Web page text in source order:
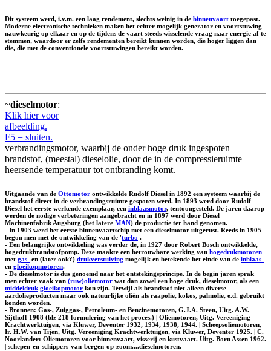
Dit systeem werd, i.v.m. een laag rendement, slechts weinig in de binnenvaart toegepast.
Moderne electronische technieken maken het echter mogelijk generator en voortstuwing
nauwkeurig op elkaar en op de tijdens de vaart steeds wisselende vraag naar energie af te
stemmen, waardoor er zelfs rendementen bereikt kunnen worden, die hoger liggen dan
die, die met de conventionele voortstuwingen bereikt worden.
~dieselmotor:
Klik hier voor
afbeelding.
F5 = sluiten.
verbrandingsmotor, waarbij de onder hoge druk ingespoten
brandstof, (meestal) dieselolie, door de in de compressieruimte
heersende temperatuur tot ontbranding komt.
Uitgaande van de Ottomotor ontwikkelde Rudolf Diesel in 1892 een systeem waarbij de
brandstof direct in de verbrandingsruimte gespoten werd. In 1893 werd door Rudolf
Diesel het eerste werkende exemplaar, een inblaasmotor, tentoongesteld. De jaren daarop
werden de nodige verbeteringen aangebracht en in 1897 werd door Diesel
Machinenfabrik Augsburg (het latere MAN) de productie ter hand genomen.
- In 1903 werd het eerste binnenvaartschip met een dieselmotor uitgerust. Reeds in 1905
begon men met de ontwikkeling van de 'turbo'.
- Een belangrijke ontwikkeling was verder de, in 1927 door Robert Bosch ontwikkelde,
hogedrukbrandstofpomp. Deze maakte een betrouwbare werking van hogedrukmotoren
met gas- en (later ook?) drukverstuiving mogelijk en betekende het einde van de inblaas-
en gloeikopmotoren.
- De dieselmotor is dus genoemd naar het ontstekingsprincipe. In de begin jaren sprak
men echter vaak van (ruw)oliemotor wat dan zowel een hoge druk, dieselmotor, als een
middeldruk gloeikopmotor kon zijn. Terwijl als brandstof niet alleen diverse
aardolieproducten maar ook natuurlijke oliën als raapolie, kokos, palmolie, e.d. gebruikt
konden worden.
- Bronnen: Gas-, Zuiggas-, Petroleum- en Benzinemotoren, G.J.A. Steen, Uitg. A.W.
Sijthoff 1908 (blz 218 formulering van het proces.) | Oliemotoren, Uitg. Vereeniging
Krachtwerktuigen, via Kluwer, Deventer 1932, 1934, 1938, 1944. | Scheepsoliemotoren,
Ir. H.W. van Tijen, Uitg. Vereeniging Krachtwerktuigen, via Kluwer, Deventer 1925. | C.
Noorlander: Oliemotoren voor binnenvaart, visserij en kustvaart. Uitg. Born Assen 1962.
| schepen-en-schippers-van-bergen-op-zoom....dieselmotoren.